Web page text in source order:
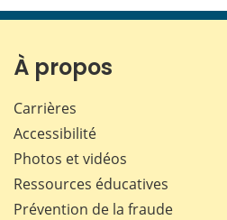
À propos
Carrières
Accessibilité
Photos et vidéos
Ressources éducatives
Prévention de la fraude